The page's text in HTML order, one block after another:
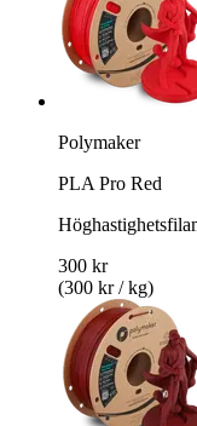
Polymaker
PLA Pro Red
300 kr
(300 kr / kg)